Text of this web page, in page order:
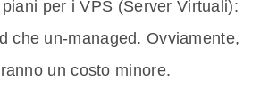
per i VPS (Server Virtuali):
che un-managed. Ovviamente,
un costo minore.